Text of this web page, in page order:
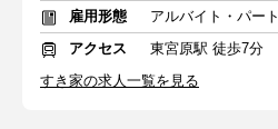
雇用形態
アルバイト・パート
アクセス
東宮原駅 徒歩7分
すき家の求人一覧を見る